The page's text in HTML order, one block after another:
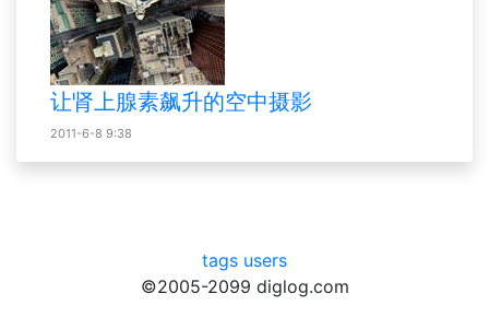
让肾上腺素飙升的空中摄影
2011-6-8 9:38
tags users
©2005-2099 diglog.com